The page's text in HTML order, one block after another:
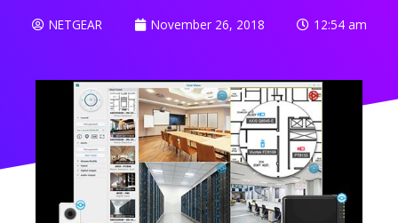
NETGEAR November 26, 2018 12:54 am